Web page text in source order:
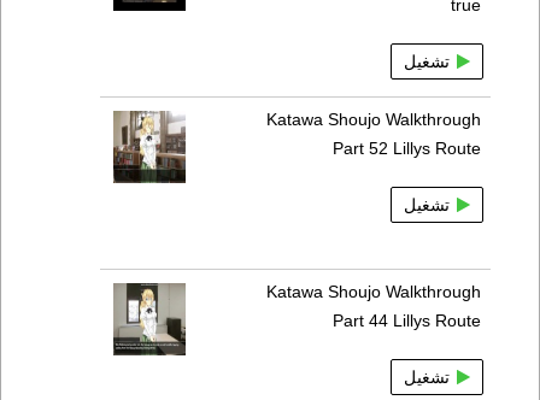
true
تشغيل
Katawa Shoujo Walkthrough
Part 52 Lillys Route
تشغيل
Katawa Shoujo Walkthrough
Part 44 Lillys Route
تشغيل